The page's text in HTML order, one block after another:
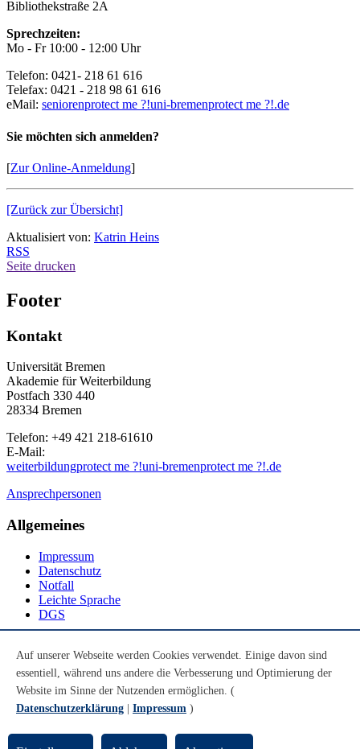
Bibliothekstraße 2A
Sprechzeiten:
Mo - Fr 10:00 - 12:00 Uhr
Telefon: 0421- 218 61 616
Telefax: 0421 - 218 98 61 616
eMail: seniorenprotect me ?!uni-bremenprotect me ?!.de
Sie möchten sich anmelden?
[Zur Online-Anmeldung]
[Zurück zur Übersicht]
Aktualisiert von: Katrin Heins
RSS
Seite drucken
Footer
Kontakt
Universität Bremen
Akademie für Weiterbildung
Postfach 330 440
28334 Bremen
Telefon: +49 421 218-61610
E-Mail:
weiterbildungprotect me ?!uni-bremenprotect me ?!.de
Ansprechpersonen
Allgemeines
Impressum
Datenschutz
Notfall
Leichte Sprache
DGS
Youtube
Instagram
LinkedIn
Auf unserer Webseite werden Cookies verwendet. Einige davon sind
essentiell, während uns andere die Verbesserung und Optimierung der
Website im Sinne der Nutzenden ermöglichen. (
Datenschutzerklärung
Impressum )